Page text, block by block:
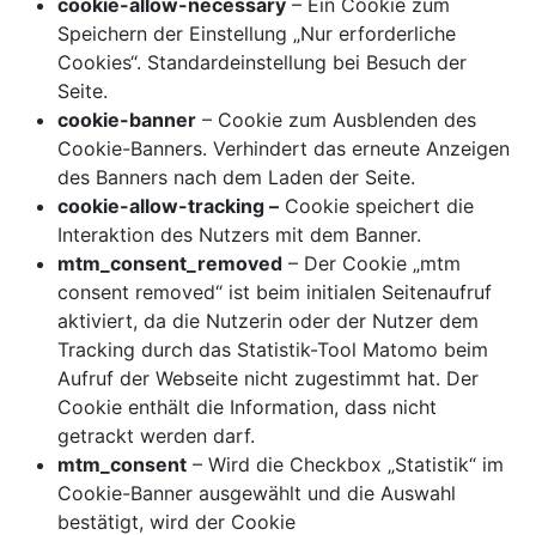
cookie-allow-necessary – Ein Cookie zum
Speichern der Einstellung „Nur erforderliche
Cookies“. Standardeinstellung bei Besuch der
Seite.
cookie-banner – Cookie zum Ausblenden des
Cookie-Banners. Verhindert das erneute Anzeigen
des Banners nach dem Laden der Seite.
cookie-allow-tracking – Cookie speichert die
Interaktion des Nutzers mit dem Banner.
mtm_consent_removed – Der Cookie „mtm
consent removed“ ist beim initialen Seitenaufruf
aktiviert, da die Nutzerin oder der Nutzer dem
Tracking durch das Statistik-Tool Matomo beim
Aufruf der Webseite nicht zugestimmt hat. Der
Cookie enthält die Information, dass nicht
getrackt werden darf.
mtm_consent – Wird die Checkbox „Statistik“ im
Cookie-Banner ausgewählt und die Auswahl
bestätigt, wird der Cookie